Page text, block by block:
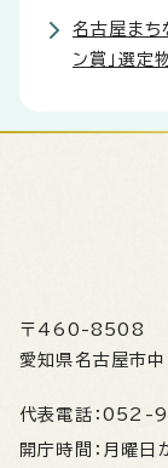
名古屋まち
ン賞」選定
〒460-8508
愛知県名古屋市
代表電話： 052-
開庁時間： 月曜日